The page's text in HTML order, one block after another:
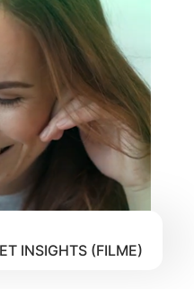
INSIGHTS (FILME)